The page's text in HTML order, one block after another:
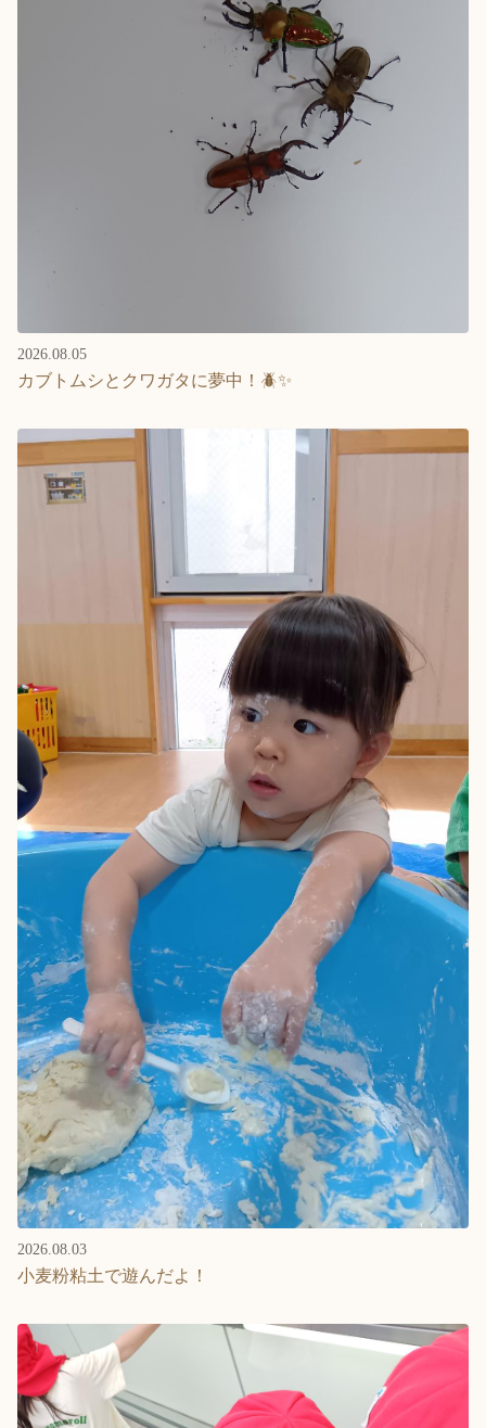
2026.08.05
カブトムシとクワガタに夢中！🪲✨
2026.08.03
小麦粉粘土で遊んだよ！